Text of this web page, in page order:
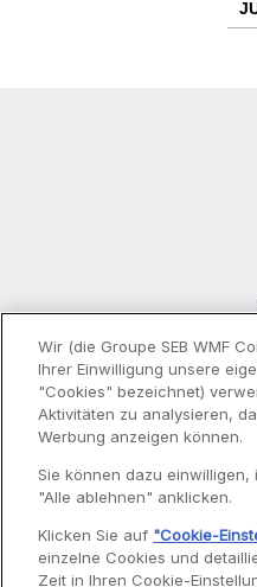
Wir (die Groupe SEB WMF
Ihrer Einwilligung unsere
"Cookies" bezeichnet)
Aktivitäten zu analysieren,
Werbung anzeigen können.
Sie können dazu
"Alle ablehnen" anklicken.
Klicken Sie auf "Cookie-
einzelne Cookies und
Zeit in Ihren Cookie-